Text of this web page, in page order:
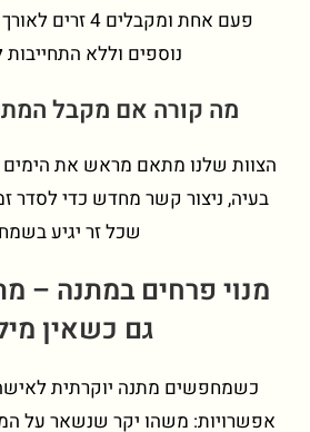
פעם אחת ומקבלים
נוספים וללא התחייבות
מה קורה אם מקבל
הצוות שלנו מתאם מראש את
בעיה, ניצור קשר מחדש כדי לסדר
שכל זר יגיע
מנוי פרחים במתנה –
גם כשאין
כשמחפשים מתנה יוקרתית
אפשרויות: משהו יקר שנשאר על